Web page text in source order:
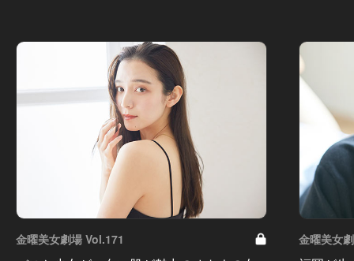
金曜美女劇場 Vol.171 金曜美女